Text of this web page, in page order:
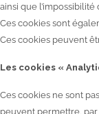
ainsi que
Ces cookies sont
Ces cookies peuvent
Les cookies «
Ces cookies ne sont
peuvent permettre,